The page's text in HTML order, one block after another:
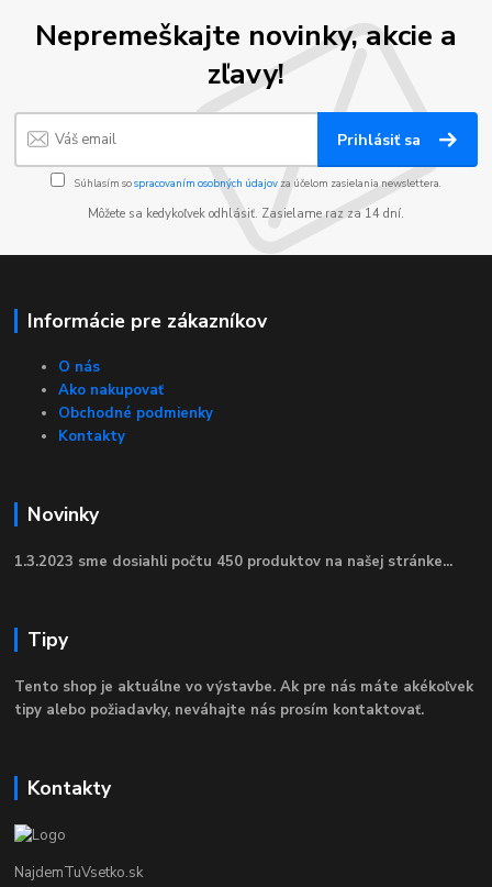
Nepremeškajte novinky, akcie a
zľavy!
Prihlásiť sa
Súhlasím sospracovaním osobných údajov za účelom zasielania newslettera.
Môžete sa kedykoľvek odhlásiť. Zasielame raz za 14 dní.
Informácie pre zákazníkov
O nás
Ako nakupovať
Obchodné podmienky
Kontakty
Novinky
1.3.2023 sme dosiahli počtu 450 produktov na našej stránke...
Tipy
Tento shop je aktuálne vo výstavbe. Ak pre nás máte akékoľvek
tipy alebo požiadavky, neváhajte nás prosím kontaktovať.
Kontakty
NajdemTuVsetko.sk